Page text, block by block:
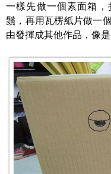
一樣先做一個素面箱
鬚，再用瓦楞紙片做一
由發揮成其他作品，像